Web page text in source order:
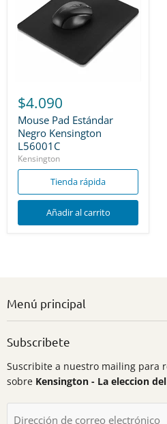
$4.090
Mouse Pad Estándar
Negro Kensington
L56001C
Kensington
Tienda rápida
Añadir al carrito
Menú principal
Subscribete
Suscribite a nuestro mailing para
sobre Kensington - La eleccion
Dirección de correo electrónico